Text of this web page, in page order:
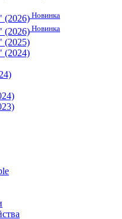
(2026) Новинка
(2026) Новинка
(2025)
(2024)